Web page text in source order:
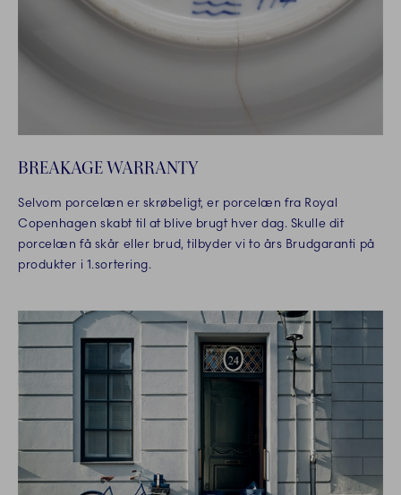
BREAKAGE WARRANTY
Selvom porcelæn er skrøbeligt, er porcelæn fra Royal
Copenhagen skabt til at blive brugt hver dag. Skulle dit
porcelæn få skår eller brud, tilbyder vi to års Brudgaranti på
produkter i 1.sortering.